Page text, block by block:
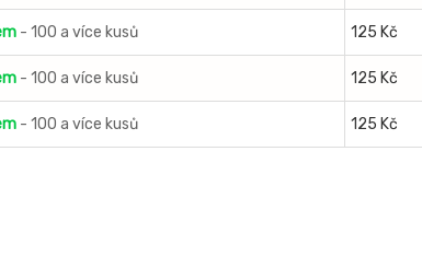
- 100 a více kusů 125 Kč
- 100 a více kusů 125 Kč
- 100 a více kusů 125 Kč